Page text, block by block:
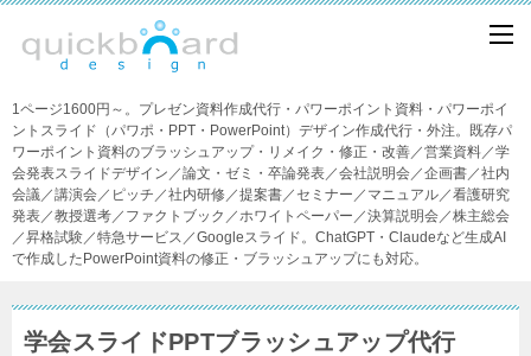
1ページ1600円～。プレゼン資料作成代行・パワーポイント資料・パワーポイ
ントスライド（パワポ・PPT・PowerPoint）デザイン作成代行・外注。既存パ
ワーポイント資料のブラッシュアップ・リメイク・修正・改善／営業資料／学
会発表スライドデザイン／論文・ゼミ・卒論発表／会社説明会／企画書／社内
会議／講演会／ピッチ／社内研修／提案書／セミナー／マニュアル／看護研究
発表／教授選考／ファクトブック／ホワイトペーパー／決算説明会／株主総会
／昇格試験／特急サービス／Googleスライド。ChatGPT・Claudeなど生成AI
で作成したPowerPoint資料の修正・ブラッシュアップにも対応。
学会スライドPPTブラッシュアップ代行